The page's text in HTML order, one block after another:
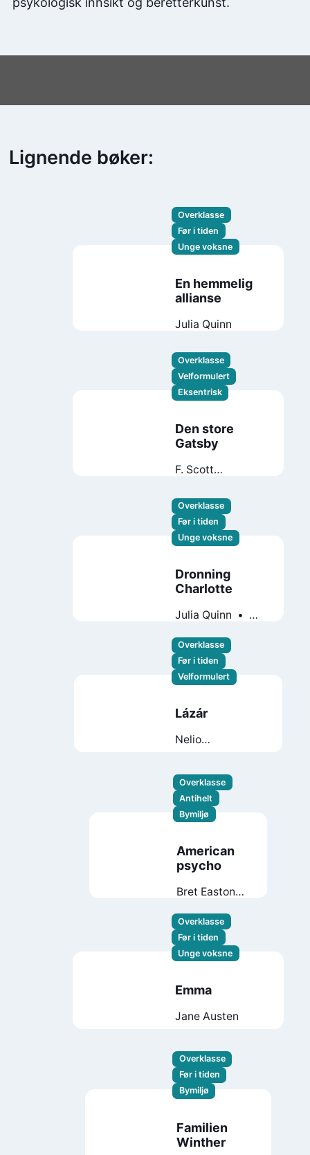
Lignende bøker:
Overklasse
Før i tiden
Unge voksne
En hemmelig
allianse
Julia Quinn
Overklasse
Velformulert
Eksentrisk
Den store
Gatsby
F. Scott
Overklasse
Før i tiden
Unge voksne
Dronning
Charlotte
Julia Quinn
Overklasse
Før i tiden
Velformulert
Lázár
Nelio
Overklasse
Antihelt
Bymiljø
American
psycho
Bret Easton
Overklasse
Før i tiden
Unge voksne
Emma
Jane Austen
Overklasse
Før i tiden
Bymiljø
Familien
Winther